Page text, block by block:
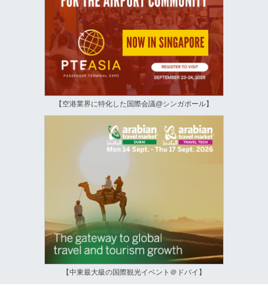
【空港業界に特化した国際会議@シンガポール】
【中東最大級の国際観光イベント＠ドバイ】